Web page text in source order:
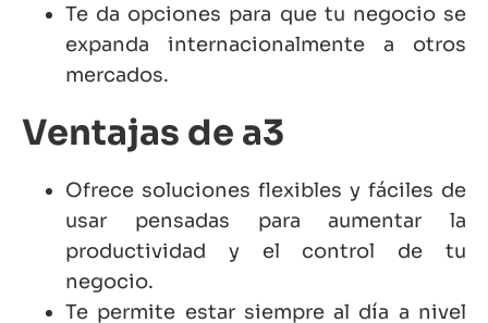
Te da opciones para que tu negocio se
expanda internacionalmente a otros
mercados.
Ventajas de a3
Ofrece soluciones flexibles y fáciles de
usar pensadas para aumentar la
productividad y el control de tu
negocio.
Te permite estar siempre al día a nivel